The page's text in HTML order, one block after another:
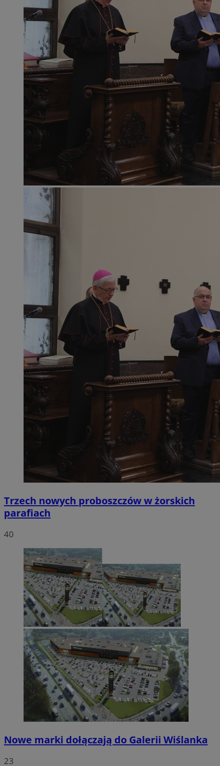
Trzech nowych proboszczów w żorskich
parafiach
40
Nowe marki dołączają do Galerii Wiślanka
23